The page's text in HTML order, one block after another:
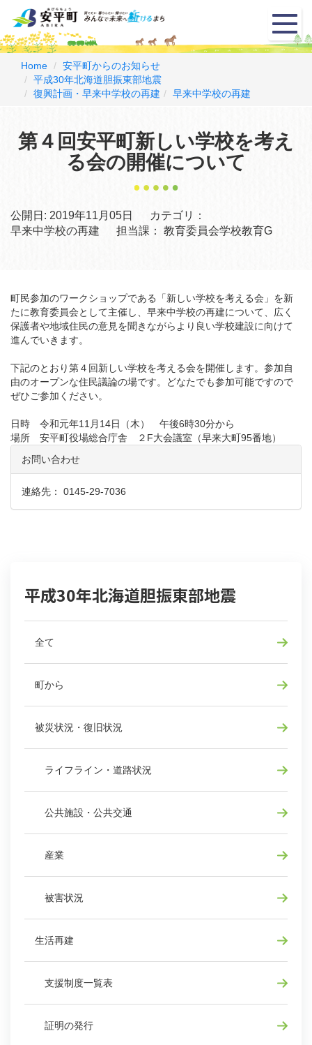
メ
ニ
ュ
Home
安平町からのお知らせ
平成30年北海道胆振東部地震
復興計画・早来中学校の再建
早来中学校の再建
第４回安平町新しい学校を考え
る会の開催について
公開日: 2019年11月05日
カテゴリ：
早来中学校の再建
担当課： 教育委員会学校教育G
町民参加のワークショップである「新しい学校を考える会」を新
たに教育委員会として主催し、早来中学校の再建について、広く
保護者や地域住民の意見を聞きながらより良い学校建設に向けて
進んでいきます。
下記のとおり第４回新しい学校を考える会を開催します。参加自
由のオープンな住民議論の場です。どなたでも参加可能ですので
ぜひご参加ください。
日時 令和元年11月14日（木） 午後6時30分から
場所 安平町役場総合庁舎 ２F大会議室（早来大町95番地）
お問い合わせ
連絡先： 0145-29-7036
平成30年北海道胆振東部地震
全て
町から
被災状況・復旧状況
ライフライン・道路状況
公共施設・公共交通
産業
被害状況
生活再建
支援制度一覧表
証明の発行